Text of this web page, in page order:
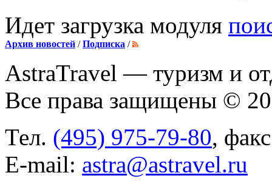
Идет загрузка модуля
Архив новостей /Подписка /
AstraTravel — туризм и
Все права защищены ©
Тел. (495) 975-79-80,
E-mail: astra@astravel.ru